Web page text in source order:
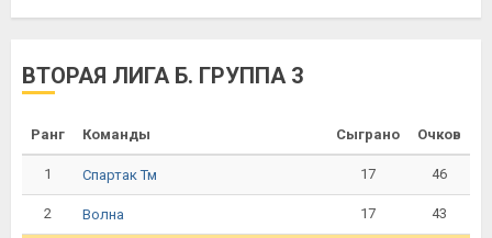
ВТОРАЯ ЛИГА Б. ГРУППА 3
Ранг Команды Сыграно Очков
1 Спартак Тм 17 46
2 Волна 17 43